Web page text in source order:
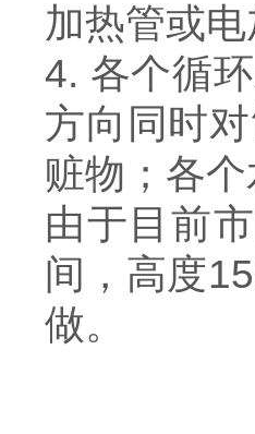
加热管或
4. 各个循
方向同时
赃物；各
由于目前
间，高度
做。